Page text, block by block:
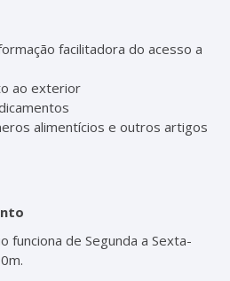
facilitadora do acesso a
ao exterior
alimentícios e outros artigos
funciona de Segunda a Sexta-